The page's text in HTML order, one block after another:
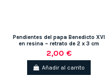
Pendientes del papa Benedicto XVI
en resina – retrato de 2 x 3 cm
2,00 €
Añadir al carrito